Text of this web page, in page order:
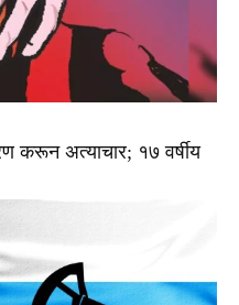
करून अत्याचार; १७ वर्षीय